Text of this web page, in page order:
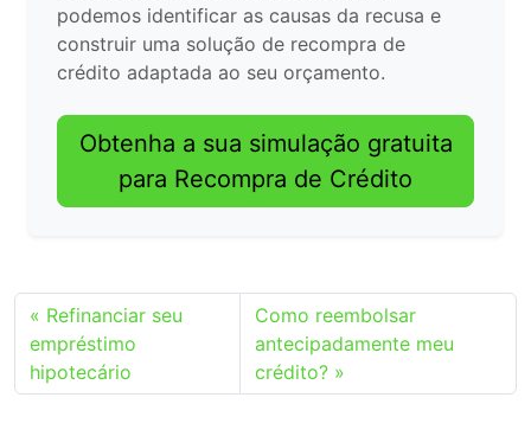
podemos identificar as causas da recusa e
construir uma solução de recompra de
crédito adaptada ao seu orçamento.
Obtenha a sua simulação gratuita
para Recompra de Crédito
Refinanciar seu
empréstimo
hipotecário
Como reembolsar
antecipadamente meu
crédito?